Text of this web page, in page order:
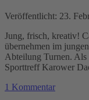
Veröffentlicht: 23.
Jung, frisch, kreativ!
übernehmen im
Abteilung Turnen.
Sporttreff Karower
1 Kommentar